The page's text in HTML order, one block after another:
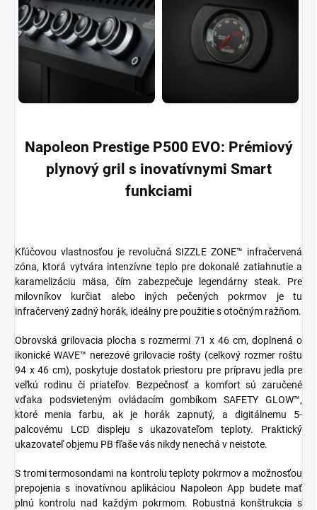
Napoleon Prestige P500 EVO: Prémiový
plynový gril s inovatívnymi Smart
funkciami
Kľúčovou vlastnosťou je revolučná SIZZLE ZONE™ infračervená
zóna, ktorá vytvára intenzívne teplo pre dokonalé zatiahnutie a
karamelizáciu mäsa, čím zabezpečuje legendárny steak. Pre
milovníkov kurčiat alebo iných pečených pokrmov je tu
infračervený zadný horák, ideálny pre použitie s otočným ražňom.
Obrovská grilovacia plocha s rozmermi 71 x 46 cm, doplnená o
ikonické WAVE™ nerezové grilovacie rošty (celkový rozmer roštu
94 x 46 cm), poskytuje dostatok priestoru pre prípravu jedla pre
veľkú rodinu či priateľov. Bezpečnosť a komfort sú zaručené
vďaka podsvieteným ovládacím gombíkom SAFETY GLOW™,
ktoré menia farbu, ak je horák zapnutý, a digitálnemu 5-
palcovému LCD displeju s ukazovateľom teploty. Praktický
ukazovateľ objemu PB fľaše vás nikdy nenechá v neistote.
S tromi termosondami na kontrolu teploty pokrmov a možnosťou
prepojenia s inovatívnou aplikáciou Napoleon App budete mať
plnú kontrolu nad každým pokrmom. Robustná konštrukcia s